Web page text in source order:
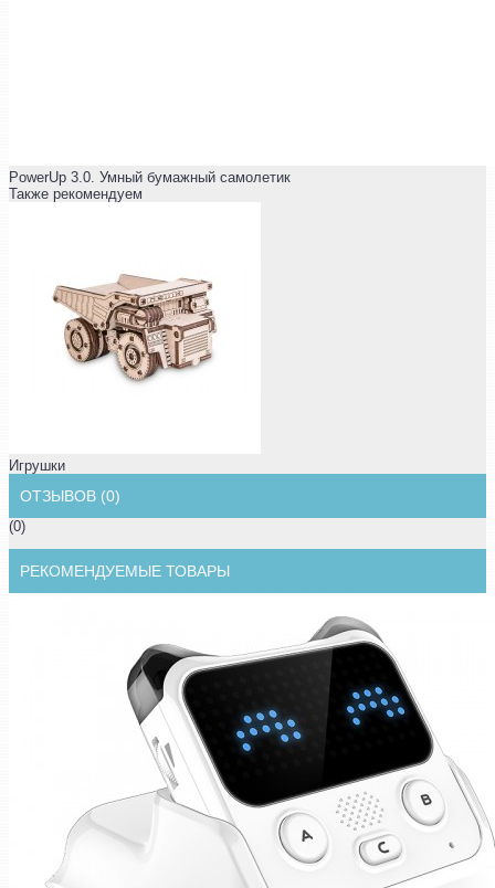
PowerUp 3.0. Умный бумажный самолетик
Также рекомендуем
Игрушки
ОТЗЫВОВ (0)
(0)
РЕКОМЕНДУЕМЫЕ ТОВАРЫ